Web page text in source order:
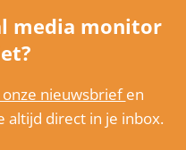
media monitor
nieuwsbriefen
altijd direct in je inbox.